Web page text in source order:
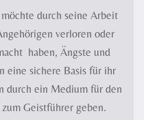
durch seine Arbeit
verloren oder
haben, Ängste und
eine sichere Basis für ihr
durch ein Medium für den
Geistführer geben.